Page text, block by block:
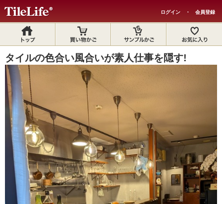
ログイン ・ 会員登録
タイルの色合い風合いが素人仕事を隠す!